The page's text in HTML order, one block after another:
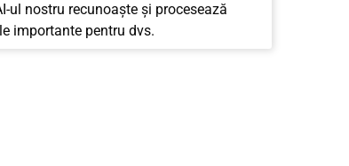
ul nostru recunoaște și procesează
importante pentru dvs.